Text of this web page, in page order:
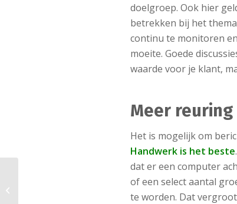
doelgroep. Ook hier
betrekken bij het
continu te monitoren
moeite. Goede
waarde voor je klant,
Meer
Het is mogelijk om
Handwerk is het beste
dat er een computer
of een select aantal
te worden. Dat